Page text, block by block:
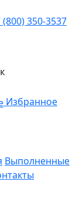
(800) 350-3537
Избранное
Выполненные